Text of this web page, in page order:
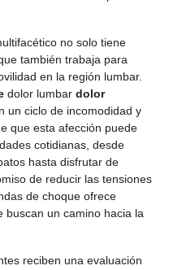
no solo tiene
también trabaja para
en la región lumbar.
dolor lumbar dolor
un ciclo de incomodidad y
que esta afección puede
cotidianas, desde
hasta disfrutar de
de reducir las tensiones
de choque ofrece
buscan un camino hacia la
reciben una evaluación